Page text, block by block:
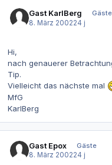
Gast KarlBerg
Gäste
8. März 200224 j
Hi,
nach genauerer
Tip.
Vielleicht das nächste mal
MfG
KarlBerg
Gast Epox
Gäste
8. März 200224 j